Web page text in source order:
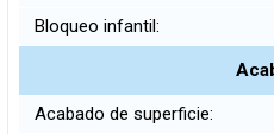
Bloqueo infantil:
Acabado de superficie: